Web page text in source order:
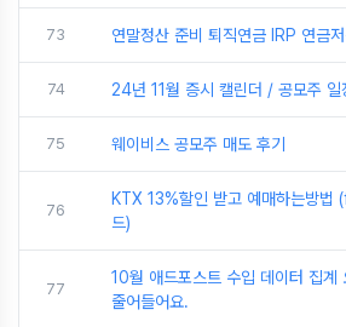
73 연말정산 준비 퇴직연금 IRP 연금
74 24년 11월 증시 캘린더 / 공모주 일
75 웨이비스 공모주 매도 후기
76
KTX 13%할인 받고 예매하는방법
드)
77
10월 애드포스트 수입 데이터 집계
줄어들어요.